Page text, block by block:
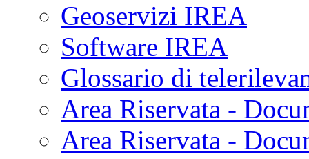
Geoservizi IREA
Software IREA
Glossario di
Area Riservata -
Area Riservata -